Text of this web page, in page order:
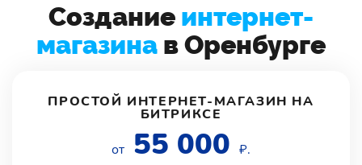
Создание интернет-
магазина в Оренбурге
ПРОСТОЙ ИНТЕРНЕТ-МАГАЗИН НА
БИТРИКСЕ
от 55 000 ₽.